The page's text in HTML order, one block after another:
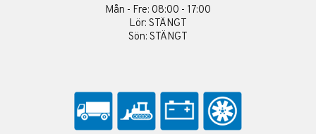
Mån - Fre: 08:00 - 17:00
Lör: STÄNGT
Sön: STÄNGT